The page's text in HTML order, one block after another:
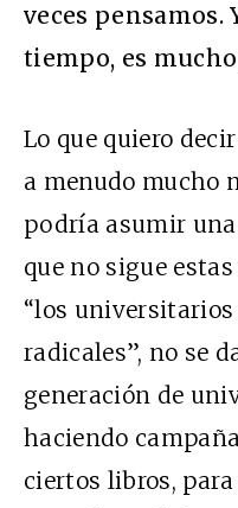
veces pensamos.
tiempo, es
Lo que quiero
a menudo mucho
podría asumir
que no sigue
“los
radicales”, no se
generación de
haciendo
ciertos libros,